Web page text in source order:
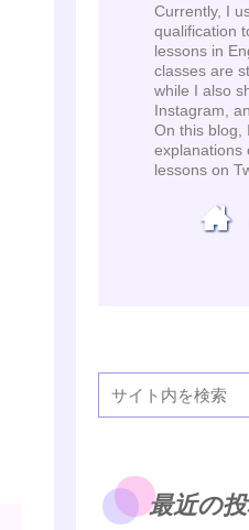
Currently, I
qualification
lessons in
classes are
while I also
Instagram,
On this blog,
explanations
lessons on
最近の